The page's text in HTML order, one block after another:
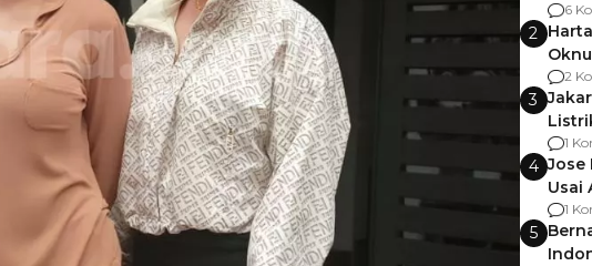
6
2
2
3
Kena
1
4 Jose
Usai
1
5